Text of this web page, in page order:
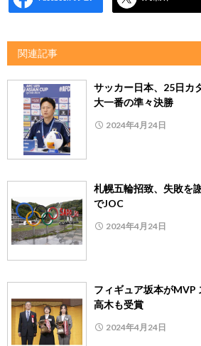
関連記事
サッカー日本、25日カ
大一番の準々決勝
2024年4月24日
札幌五輪招致、失敗を
でJOC
2024年4月24日
フィギュア坂本がMVP
高木も受賞
2024年4月24日